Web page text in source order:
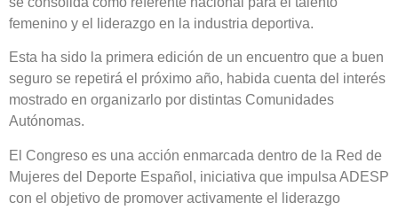
femenino y el liderazgo en la industria deportiva.
Esta ha sido la primera edición de un encuentro que a buen
seguro se repetirá el próximo año, habida cuenta del interés
mostrado en organizarlo por distintas Comunidades
Autónomas.
El Congreso es una acción enmarcada dentro de la Red de
Mujeres del Deporte Español, iniciativa que impulsa ADESP
con el objetivo de promover activamente el liderazgo